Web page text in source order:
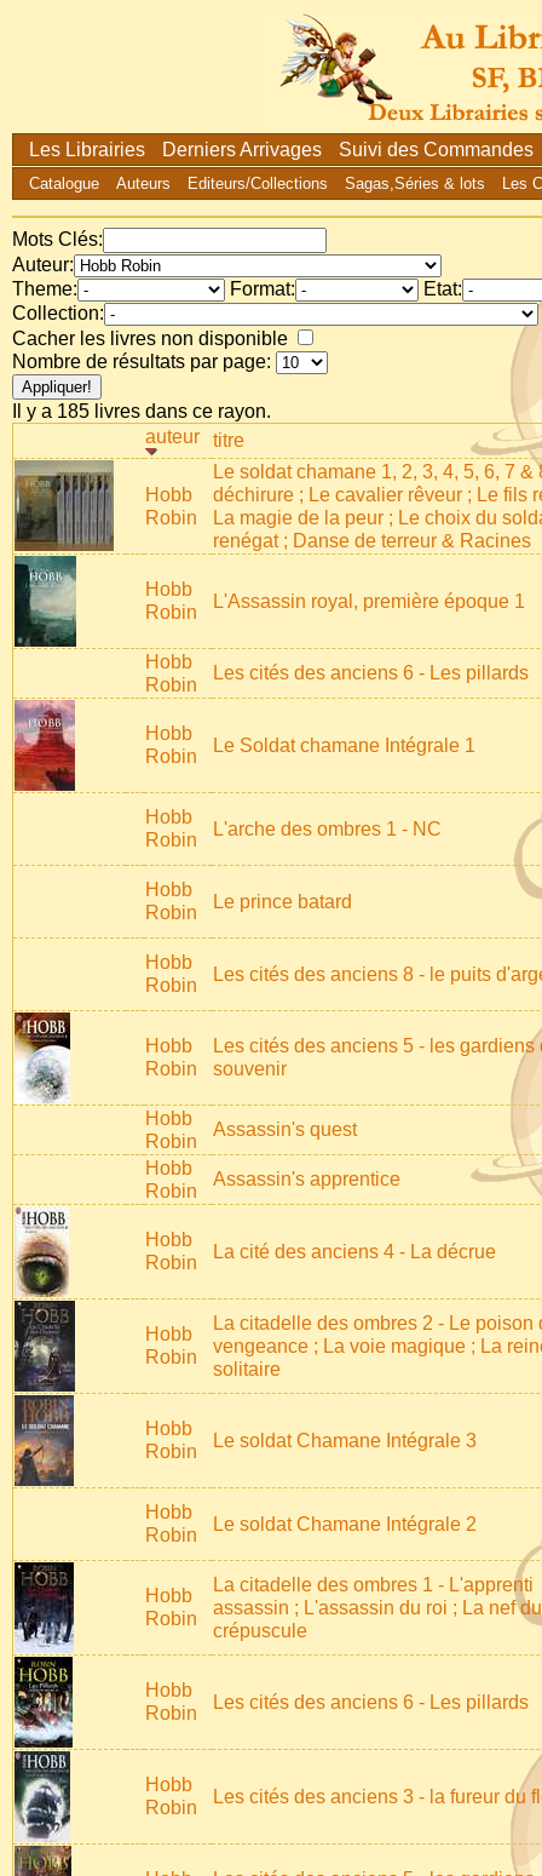
Les Librairies Derniers Arrivages Suivi des Commandes
Catalogue Auteurs Editeurs/Collections Sagas,Séries & lots Les
Mots Clés:
Auteur:
Theme:
Format:
Etat:
Collection:
Cacher les livres non disponible
Nombre de résultats par page:
Il y a 185 livres dans ce rayon.
auteur
titre
Hobb
Robin
Le soldat chamane 1, 2, 3, 4, 5, 6, 7 &
déchirure ; Le cavalier rêveur ; Le fils
La magie de la peur ; Le choix du
renégat ; Danse de terreur & Racines
Hobb
Robin
L'Assassin royal, première époque 1
Hobb
Robin
Les cités des anciens 6 - Les pillards
Hobb
Robin
Le Soldat chamane Intégrale 1
Hobb
Robin
L'arche des ombres 1 - NC
Hobb
Robin
Le prince batard
Hobb
Robin
Les cités des anciens 8 - le puits
Hobb
Robin
Les cités des anciens 5 - les gardiens
souvenir
Hobb
Robin
Assassin's quest
Hobb
Robin
Assassin's apprentice
Hobb
Robin
La cité des anciens 4 - La décrue
Hobb
Robin
La citadelle des ombres 2 - Le poison
vengeance ; La voie magique ; La
solitaire
Hobb
Robin
Le soldat Chamane Intégrale 3
Hobb
Robin
Le soldat Chamane Intégrale 2
Hobb
Robin
La citadelle des ombres 1 - L'apprenti
assassin ; L'assassin du roi ; La nef du
crépuscule
Hobb
Robin
Les cités des anciens 6 - Les pillards
Hobb
Robin
Les cités des anciens 3 - la fureur du